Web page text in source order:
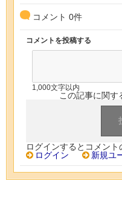
コメント 0件
コメントを投稿する
1,000文字以内
この記事に関す
ログインするとコメント
ログイン
新規ユ